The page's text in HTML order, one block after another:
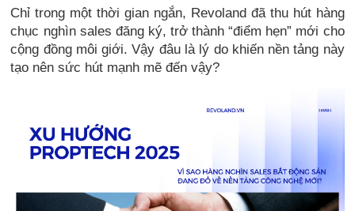
Chỉ trong một thời gian ngắn, Revoland đã thu hút hàng
chục nghìn sales đăng ký, trở thành “điểm hẹn” mới cho
cộng đồng môi giới. Vậy đâu là lý do khiến nền tảng này
tạo nên sức hút mạnh mẽ đến vậy?